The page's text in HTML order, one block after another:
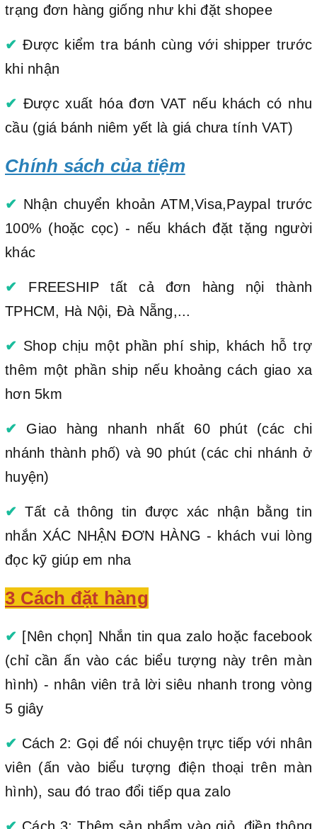
trạng đơn hàng giống như khi đặt shopee
✔ Được kiểm tra bánh cùng với shipper trước
khi nhận
✔ Được xuất hóa đơn VAT nếu khách có nhu
cầu (giá bánh niêm yết là giá chưa tính VAT)
Chính sách của tiệm
✔ Nhận chuyển khoản ATM,Visa,Paypal trước
100% (hoặc cọc) - nếu khách đặt tặng người
khác
✔ FREESHIP tất cả đơn hàng nội thành
TPHCM, Hà Nội, Đà Nẵng,...
✔ Shop chịu một phần phí ship, khách hỗ trợ
thêm một phần ship nếu khoảng cách giao xa
hơn 5km
✔ Giao hàng nhanh nhất 60 phút (các chi
nhánh thành phố) và 90 phút (các chi nhánh ở
huyện)
✔ Tất cả thông tin được xác nhận bằng tin
nhắn XÁC NHẬN ĐƠN HÀNG - khách vui lòng
đọc kỹ giúp em nha
3 Cách đặt hàng
✔ [Nên chọn] Nhắn tin qua zalo hoặc facebook
(chỉ cần ấn vào các biểu tượng này trên màn
hình) - nhân viên trả lời siêu nhanh trong vòng
5 giây
✔ Cách 2: Gọi để nói chuyện trực tiếp với nhân
viên (ấn vào biểu tượng điện thoại trên màn
hình), sau đó trao đổi tiếp qua zalo